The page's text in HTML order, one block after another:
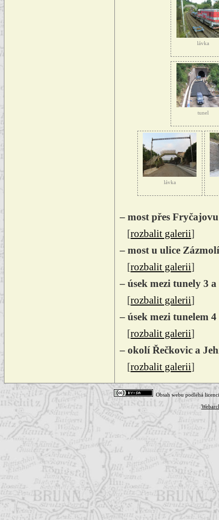
lávka
tunel
lávka
– most přes
[rozbalit galerii]
– most u ulice
[rozbalit galerii]
– úsek mezi tunely 3 a
[rozbalit galerii]
– úsek mezi tunelem
[rozbalit galerii]
– okolí Řečkovic a
[rozbalit galerii]
Obsah webu podléhá